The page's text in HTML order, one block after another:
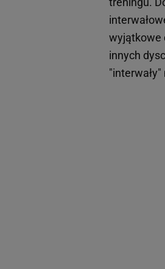
wyjątkowe
innych